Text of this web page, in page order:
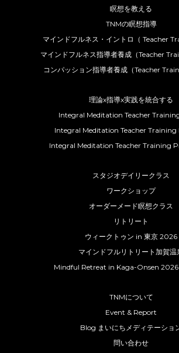
瞑想を教える
TNMの瞑想指導
マインドフルネス・イントロ（ Teacher
マインドフルネス指導者養成（Teacher
コンパッション指導者養成（Teacher
理論x指導x実践を統合する
Integral Meditation Teacher
Integral Meditation Teacher Training
Integral Meditation Teacher Training
スタジオデイリークラス
ワークショップ
オーダーメード瞑想クラス
リトリート
ウィークトゥン in 東京 2026
マインドフルリトリート加賀温
Mindful Retreat in Kaga-Onsen 2026
TNMについて
Event & Report
Blog まいにちメディテーショ
問い合わせ